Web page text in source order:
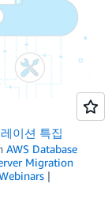
이션 특집
AWS Database
Migration